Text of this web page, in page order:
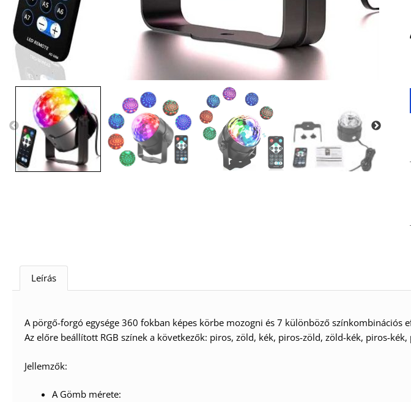
Leírás
A pörgő-forgó egysége 360 fokban képes körbe mozogni és 7 különböző színkombinációs
Az előre beállított RGB színek a következők: piros, zöld, kék, piros-zöld, zöld-kék, piros-
Jellemzők:
A Gömb mérete: